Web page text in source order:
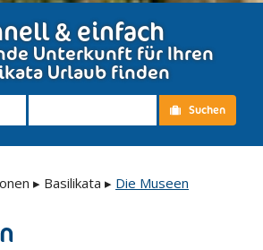
& einfach
Unterkunft für Ihren
Urlaub finden
Suchen
▸ Basilikata ▸ Die Museen